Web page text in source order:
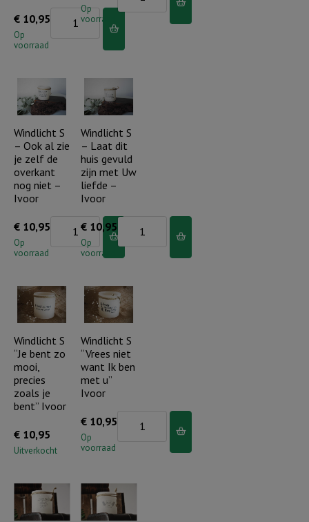
€ 10,95
Op
voorraad
Windlicht
leven
rust
in
de
palm
van
Op
voorraad
S
-
De
mijn
-
Ivoor
aantal
Windlicht S
– Ook al zie
je zelf de
overkant
nog niet –
Ivoor
€ 10,95
Op
voorraad
Windlicht
al
zie
je
zelf
overkant
nog
-
aantal
Windlicht S
– Laat dit
huis gevuld
zijn met Uw
liefde –
Ivoor
€ 10,95
Op
voorraad
S
-
dit
huis
gevuld
zijn
met
Windlicht S
“Je bent zo
mooi,
precies
zoals je
bent” Ivoor
€ 10,95
Uitverkocht
Windlicht S
“Vrees niet
want Ik ben
met u”
Ivoor
€ 10,95
Op
voorraad
want
Ik